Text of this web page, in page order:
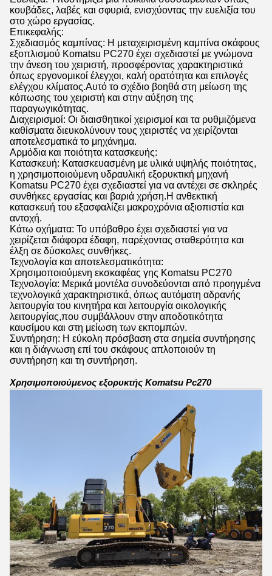
κουβάδες, λαβές και σφυριά, ενισχύοντας την ευελιξία του
στο χώρο εργασίας.
Επικεφαλής:
Σχεδιασμός καμπίνας: Η μεταχειρισμένη καμπίνα σκάφους
εξοπλισμού Komatsu PC270 έχει σχεδιαστεί με γνώμονα
την άνεση του χειριστή, προσφέροντας χαρακτηριστικά
όπως εργονομικοί έλεγχοι, καλή ορατότητα και επιλογές
ελέγχου κλίματος.Αυτό το σχέδιο βοηθά στη μείωση της
κόπωσης του χειριστή και στην αύξηση της
παραγωγικότητας.
Διαχειρισμοί: Οι διαισθητικοί χειρισμοί και τα ρυθμιζόμενα
καθίσματα διευκολύνουν τους χειριστές να χειρίζονται
αποτελεσματικά το μηχάνημα.
Αρμόδια και ποιότητα κατασκευής:
Κατασκευή: Κατασκευασμένη με υλικά υψηλής ποιότητας,
η χρησιμοποιούμενη υδραυλική εξορυκτική μηχανή
Komatsu PC270 έχει σχεδιαστεί για να αντέχει σε σκληρές
συνθήκες εργασίας και βαριά χρήση.Η ανθεκτική
κατασκευή του εξασφαλίζει μακροχρόνια αξιοπιστία και
αντοχή.
Κάτω οχήματα: Το υπόβαθρο έχει σχεδιαστεί για να
χειρίζεται διάφορα έδαφη, παρέχοντας σταθερότητα και
έλξη σε δύσκολες συνθήκες.
Τεχνολογία και αποτελεσματικότητα:
Χρησιμοποιούμενη εκσκαφέας γης Komatsu PC270
Τεχνολογία: Μερικά μοντέλα συνοδεύονται από προηγμένα
τεχνολογικά χαρακτηριστικά, όπως αυτόματη αδρανής
λειτουργία του κινητήρα και λειτουργία οικολογικής
λειτουργίας,που συμβάλλουν στην αποδοτικότητα
καυσίμου και στη μείωση των εκπομπών.
Συντήρηση: Η εύκολη πρόσβαση στα σημεία συντήρησης
και η διάγνωση επί του σκάφους απλοποιούν τη
συντήρηση και τη συντήρηση.
Χρησιμοποιούμενος εξορυκτής Komatsu Pc270